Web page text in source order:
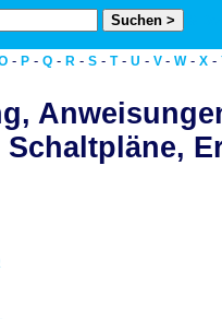
- P - Q - R - S - T- U - V - W- X -